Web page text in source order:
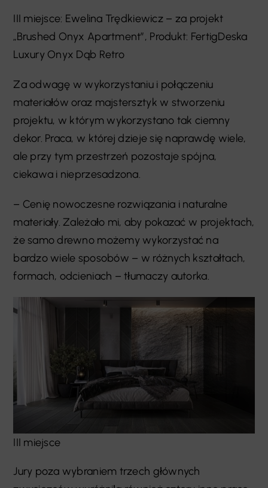
III miejsce: Ewelina Trędkiewicz – za projekt
„Brushed Onyx Apartment”, Produkt: FertigDeska
Luxury Onyx Dąb Retro
Za odwagę w wykorzystaniu i połączeniu
materiałów oraz majstersztyk w stworzeniu
projektu, w którym wykorzystano tak ciemny
dekor. Praca, w której dzieje się naprawdę wiele,
ale przy tym przestrzeń pozostaje spójna,
ciekawa i nieprzesadzona.
– Cenię nowoczesne rozwiązania i naturalne
materiały. Zależało mi, aby pokazać w projektach,
że samo drewno możemy wykorzystać na
bardzo wiele sposobów – w różnych kształtach,
formach, odcieniach – tłumaczy autorka.
III miejsce
Jury poza wybraniem trzech głównych